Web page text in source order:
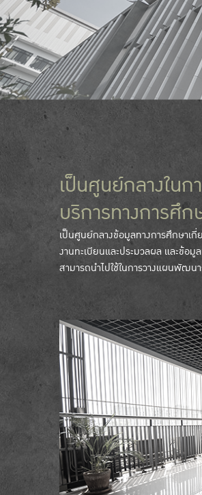
เป็นศูนย์กลางในก
บริการทางการศึ
เป็นศูนย์กลางข้อมูลทางการศึกษาเ
งานทะเบียนและประมวลผล และข้อ
สามารถนำไปใช้ในการวางแผนพัฒ